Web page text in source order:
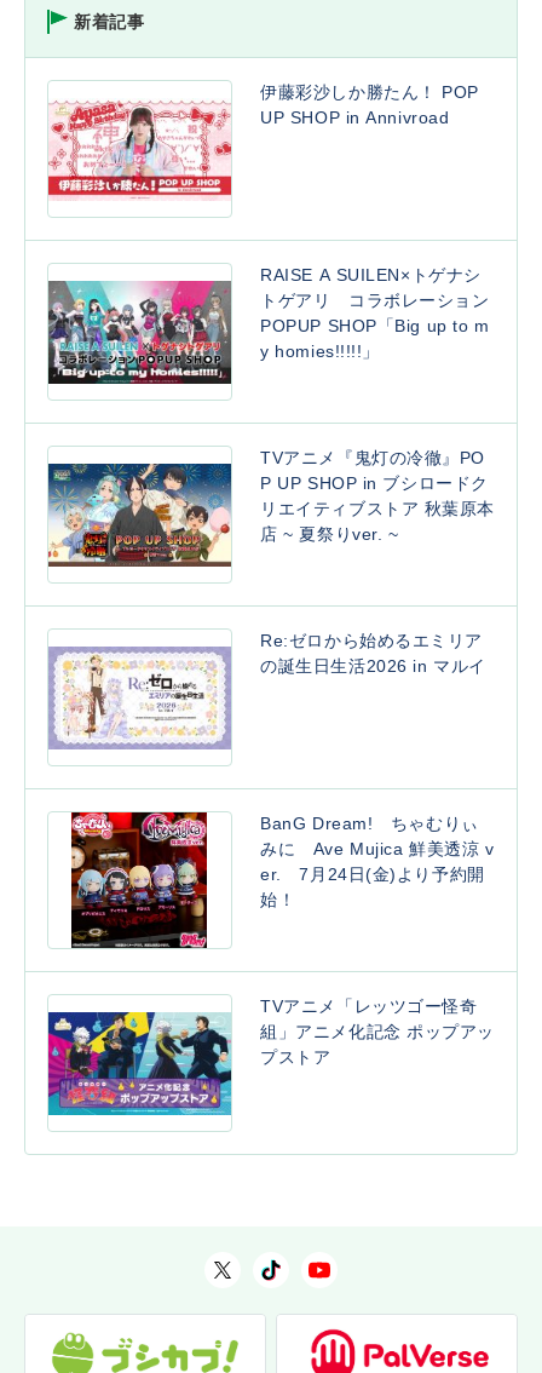
新着記事
伊藤彩沙しか勝たん！ POP
UP SHOP in Annivroad
RAISE A SUILEN×トゲナシ
トゲアリ コラボレーション
POPUP SHOP「Big up to m
y homies!!!!!」
TVアニメ『鬼灯の冷徹』PO
P UP SHOP in ブシロードク
リエイティブストア 秋葉原本
店 ~ 夏祭りver. ~
Re:ゼロから始めるエミリア
の誕生日生活2026 in マルイ
BanG Dream! ちゃむりぃ
みに Ave Mujica 鮮美透涼 v
er. 7月24日(金)より予約開
始！
TVアニメ「レッツゴー怪奇
組」アニメ化記念 ポップアッ
プストア